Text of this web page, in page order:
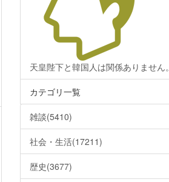
天皇陛下と韓国人は関係ありません。
カテゴリ一覧
雑談(5410)
社会・生活(17211)
歴史(3677)